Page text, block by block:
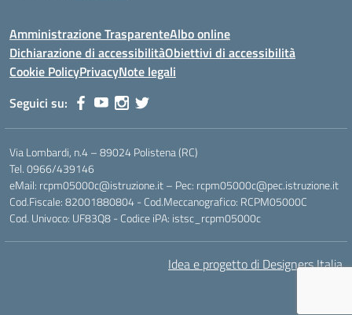
Amministrazione TrasparenteAlbo online
Dichiarazione di accessibilitàObiettivi di accessibilità
Cookie PolicyPrivacyNote legali
Seguici su:
Via Lombardi, n.4 – 89024 Polistena (RC)
Tel. 0966/439146
eMail: rcpm05000c@istruzione.it – Pec: rcpm05000c@pec.istruzione.it
Cod.Fiscale: 82001880804 - Cod.Meccanografico: RCPM05000C
Cod. Univoco: UF83Q8 - Codice iPA: istsc_rcpm05000c
Idea e progetto di Designers Italia